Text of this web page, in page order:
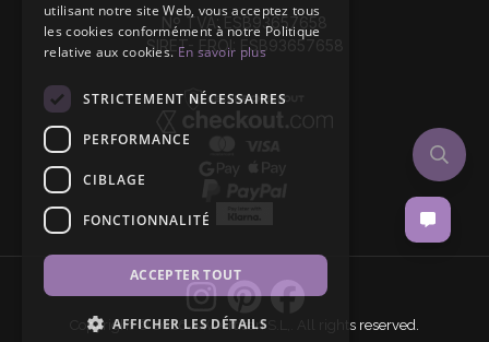
Nº TVA: ESB93657658
SIRET- EROI: ESB93657658
Copyright © 2026 AW Artisan S.L,. All rights reserved.
utilisant notre site Web, vous acceptez tous
les cookies conformément à notre Politique
relative aux cookies.En savoir plus
STRICTEMENT NÉCESSAIRES
PERFORMANCE
CIBLAGE
FONCTIONNALITÉ
ACCEPTER TOUT
AFFICHER LES DÉTAILS